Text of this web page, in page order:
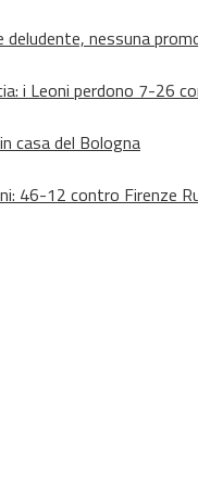
nessuna
i Leoni perdono 7-26
casa del Bologna
46-12 contro Firenze